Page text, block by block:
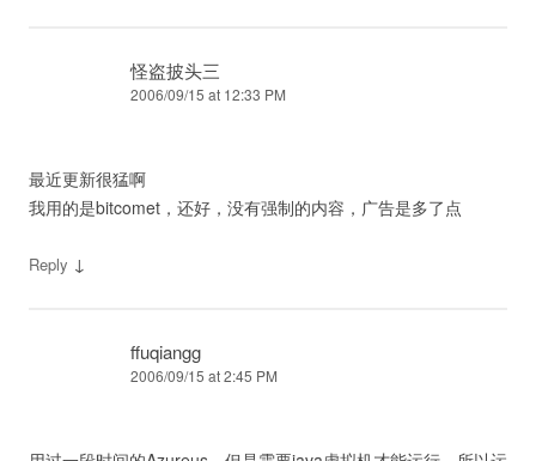
怪盗披头三
2006/09/15 at 12:33 PM
最近更新很猛啊
我用的是bitcomet，还好，没有强制的内容，广告是多了点
Reply ↓
ffuqiangg
2006/09/15 at 2:45 PM